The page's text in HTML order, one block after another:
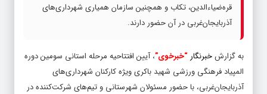
قره‌ضیاءالدین، تکاب و همچنین سازمان همیاری شهرداری‌های
آذربایجان‌غربی در آن حضور دارند.
به گزارشخبرنگار “خبرخوی”، آیین افتتاحیه مرحله استانی سومین دوره
المپیاد فرهنگی ورزشی شهید باکری ویژه کارکنان شهرداری‌های
آذربایجان‌غربی، با حضور مسئولان شهرستانی و تیم‌های شرکت‌کننده در